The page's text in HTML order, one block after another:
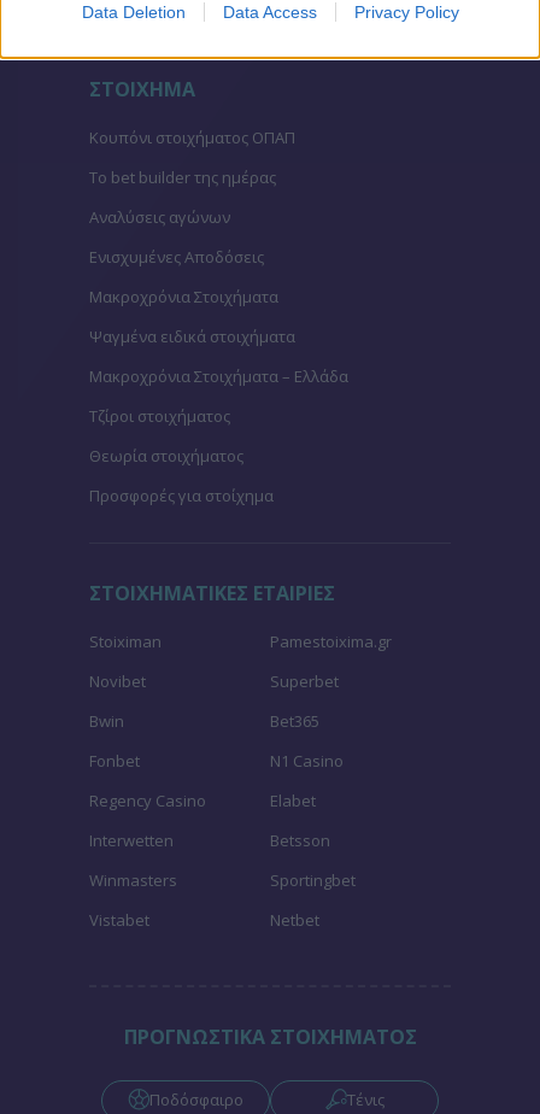
Data Deletion Data Access Privacy Policy
ΣΤΟΙΧΗΜΑ
Κουπόνι στοιχήματος ΟΠΑΠ
To bet builder της ημέρας
Αναλύσεις αγώνων
Ενισχυμένες Αποδόσεις
Μακροχρόνια Στοιχήματα
Ψαγμένα ειδικά στοιχήματα
Μακροχρόνια Στοιχήματα – Ελλάδα
Τζίροι στοιχήματος
Θεωρία στοιχήματος
Προσφορές για στοίχημα
ΣΤΟΙΧΗΜΑΤΙΚΕΣ ΕΤΑΙΡΙΕΣ
Stoiximan
Pamestoixima.gr
Novibet
Superbet
Bwin
Bet365
Fonbet
N1 Casino
Regency Casino
Elabet
Interwetten
Betsson
Winmasters
Sportingbet
Vistabet
Netbet
ΠΡΟΓΝΩΣΤΙΚΑ ΣΤΟΙΧΗΜΑΤΟΣ
Ποδόσφαιρο Τένις